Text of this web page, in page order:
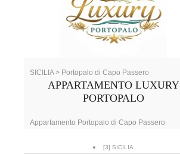
SICILIA > Portopalo di Capo Passero
APPARTAMENTO LUXURY
PORTOPALO
Appartamento Portopalo di Capo Passero
[3] SICILIA